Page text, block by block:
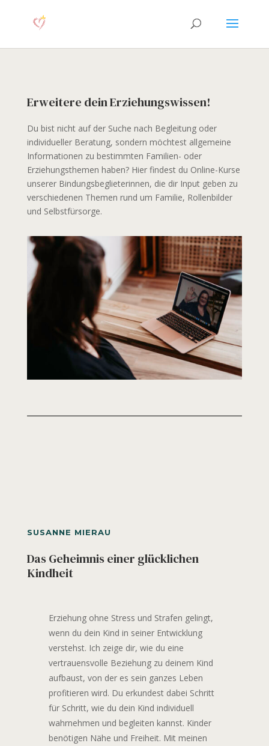
Erweitere dein Erziehungswissen!
Du bist nicht auf der Suche nach Begleitung oder
individueller Beratung, sondern möchtest allgemeine
Informationen zu bestimmten Familien- oder
Erziehungsthemen haben? Hier findest du Online-Kurse
unserer Bindungsbeglieterinnen, die dir Input geben zu
verschiedenen Themen rund um Familie, Rollenbilder
und Selbstfürsorge.
SUSANNE MIERAU
Das Geheimnis einer glücklichen
Kindheit
Erziehung ohne Stress und Strafen gelingt,
wenn du dein Kind in seiner Entwicklung
verstehst. Ich zeige dir, wie du eine
vertrauensvolle Beziehung zu deinem Kind
aufbaust, von der es sein ganzes Leben
profitieren wird. Du erkundest dabei Schritt
für Schritt, wie du dein Kind individuell
wahrnehmen und begleiten kannst. Kinder
benötigen Nähe und Freiheit. Mit meinen